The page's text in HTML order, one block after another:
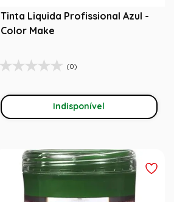
Tinta Liquida Profissional Azul -
Color Make
(0)
Indisponível